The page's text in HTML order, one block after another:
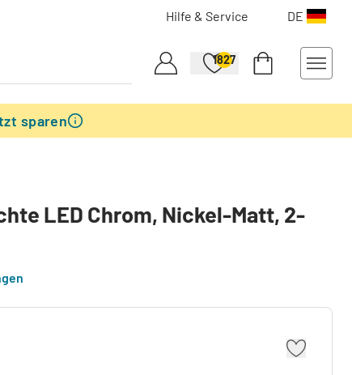
Hilfe & Service DE
1827
sparen
LED Chrom, Nickel-Matt, 2-